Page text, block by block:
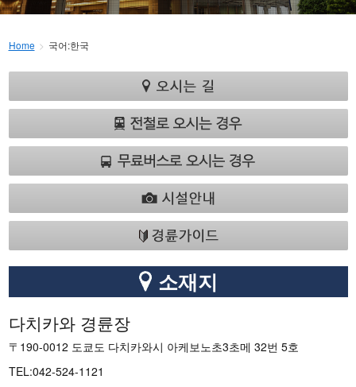
Home 국어:한국
소재지
다치카와 경륜장
〒190-0012 도쿄도 다치카와시 아케보노초3초메 32번 5호
TEL:042-524-1121